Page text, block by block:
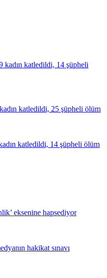
kadın katledildi, 14 şüpheli
katledildi, 25 şüpheli ölüm
katledildi, 14 şüpheli ölüm
eksenine hapsediyor
hakikat sınavı